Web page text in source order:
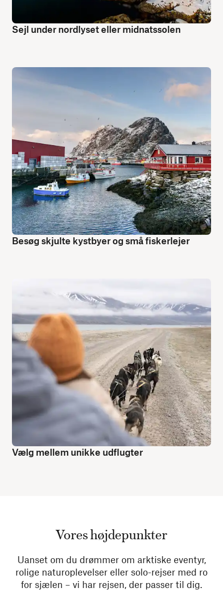
Sejl under nordlyset eller midnatssolen
Besøg skjulte kystbyer og små fiskerlejer
Vælg mellem unikke udflugter
Vores højdepunkter
Uanset om du drømmer om arktiske eventyr,
rolige naturoplevelser eller solo-rejser med ro
for sjælen – vi har rejsen, der passer til dig.